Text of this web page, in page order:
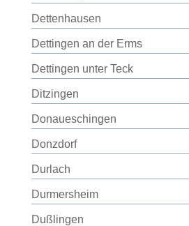
Dettenhausen
Dettingen an der Erms
Dettingen unter Teck
Ditzingen
Donaueschingen
Donzdorf
Durlach
Durmersheim
Dußlingen